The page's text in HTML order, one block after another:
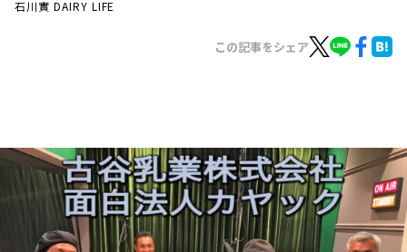
お知らせ
イベント・グッズ
YouTube
会社情報
石川實 DAIRY LIFE
この記事をシェア